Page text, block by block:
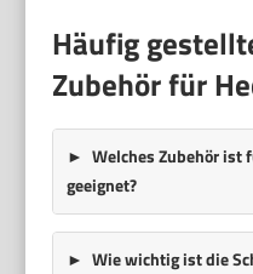
Häufig
Zubehör für
Welches Zubehör ist
geeignet?
Wie wichtig ist die